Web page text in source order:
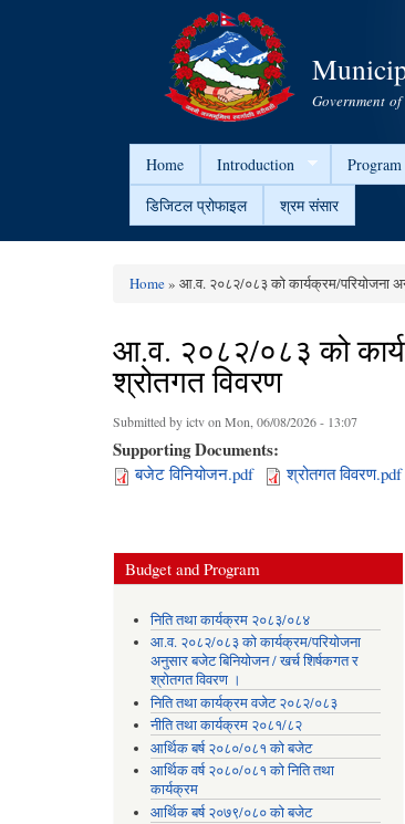
Government
Home Introduction
डिजिटल प्रोफाइल
श्रम संसार
Home» आ.व. २०८२/०८३ को कार्यक्रम/परियोजना
आ.व. २०८२/०८३ को
श्रोतगत विवरण
Submitted byictvon Mon, 06/08/2026 - 13:07
Supporting Documents:
बजेट विनियोजन.pdf श्रोतगत विवरण.pdf
Budget and Program
निति तथा कार्यक्रम २०८३/०८४
आ.व. २०८२/०८३ को कार्यक्रम/परियोजना
अनुसार बजेट बिनियोजन / खर्च शिर्षकगत र
श्रोतगत विवरण ।
निति तथा कार्यक्रम वजेट २०८२/०८३
नीति तथा कार्यक्रम २०८१/८२
आर्थिक बर्ष २०८०/०८१ को बजेट
आर्थिक वर्ष २०८०/०८१ को निति तथा
कार्यक्रम
आर्थिक बर्ष २०७९/०८० को बजेट